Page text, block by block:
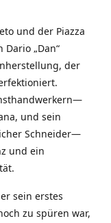
und der Piazza
„Dan“
der
und sein
Schneider—
und ein
sein erstes
zu spüren war,